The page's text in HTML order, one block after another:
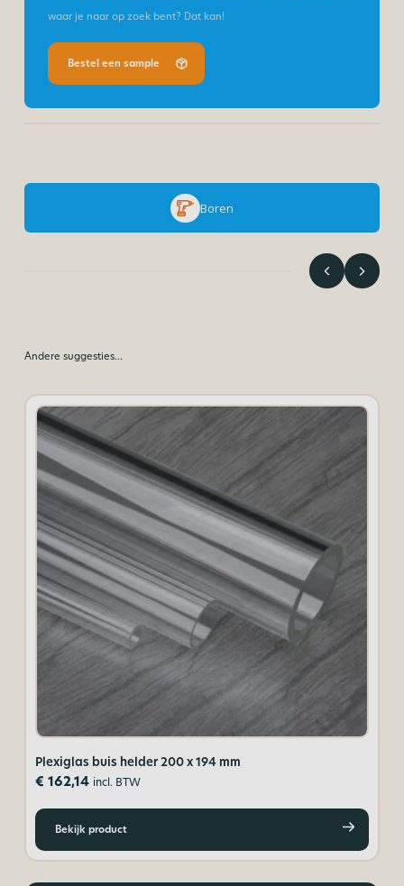
waar je naar op zoek bent? Dat kan!
Bestel een sample
Boren
Andere suggesties…
Plexiglas buis helder 200 x 194 mm
€ 162,14 incl. BTW
Bekijk product